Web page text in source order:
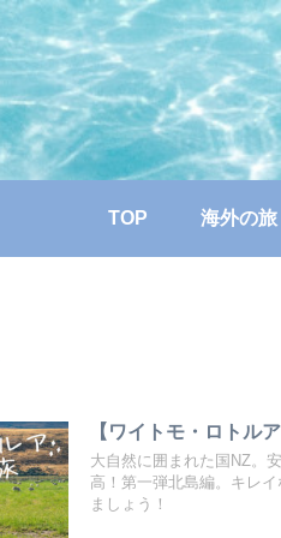
TOP 海外の
【ワイトモ・ロトル
大自然に囲まれた国NZ。
高！第一弾北島編。キレ
ましょう！